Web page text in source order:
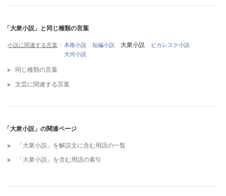
「大衆小説」と同じ種類の言葉
小説に関連する言葉 本格小説 短編小説 大衆小説
ピカレスク小説
大河小説
同じ種類の言葉
文芸に関連する言葉
「大衆小説」の関連ページ
「大衆小説」を解説文に含む用語の一覧
「大衆小説」を含む用語の索引